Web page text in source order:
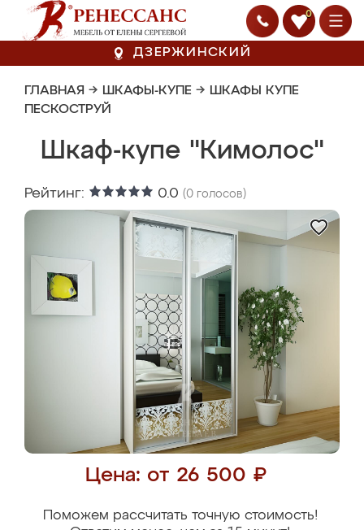
0
ДЗЕРЖИНСКИЙ
ГЛАВНАЯ → ШКАФЫ-КУПЕ → ШКАФЫ КУПЕ
ПЕСКОСТРУЙ
Шкаф-купе "Кимолос"
Рейтинг: 0.0 (0 голосов)
Цена: от 26 500 ₽
Поможем рассчитать точную стоимость!